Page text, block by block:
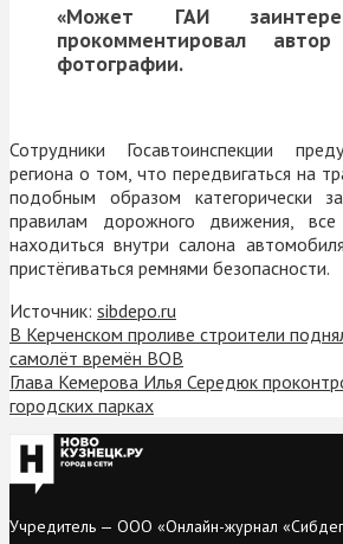
«Может ГАИ
прокомментировал
фотографии.
Сотрудники Госавтоинспекции
региона о том, что передвигаться на
подобным образом категорически
правилам дорожного движения,
находиться внутри салона
пристёгиваться ремнями безопасности.
Источник: sibdepo.ru
В Керченском проливе строители
самолёт времён ВОВ
Глава Кемерова Илья Середюк
городских парках
Учредитель — ООО «Онлайн-журнал